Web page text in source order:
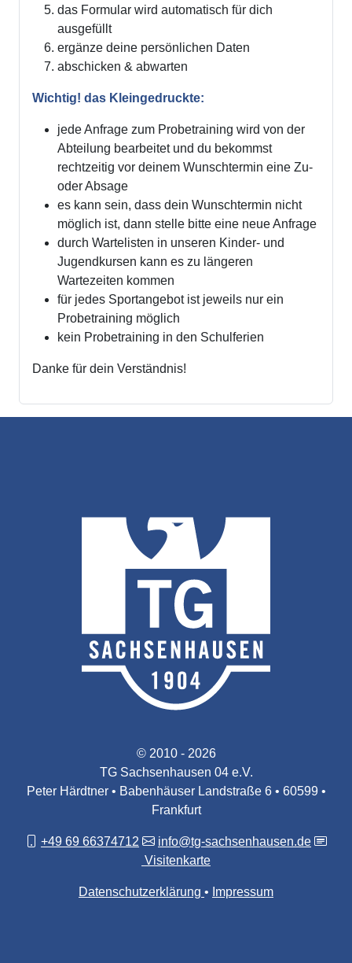
das Formular wird automatisch für dich
ausgefüllt
ergänze deine persönlichen Daten
abschicken & abwarten
Wichtig! das Kleingedruckte:
jede Anfrage zum Probetraining wird von der
Abteilung bearbeitet und du bekommst
rechtzeitig vor deinem Wunschtermin eine Zu-
oder Absage
es kann sein, dass dein Wunschtermin nicht
möglich ist, dann stelle bitte eine neue Anfrage
durch Wartelisten in unseren Kinder- und
Jugendkursen kann es zu längeren
Wartezeiten kommen
für jedes Sportangebot ist jeweils nur ein
Probetraining möglich
kein Probetraining in den Schulferien
Danke für dein Verständnis!
© 2010 - 2026
TG Sachsenhausen 04 e.V.
Peter Härdtner • Babenhäuser Landstraße 6 • 60599 •
Frankfurt
+49 69 66374712
info@tg-sachsenhausen.de
Visitenkarte
Datenschutzerklärung Impressum